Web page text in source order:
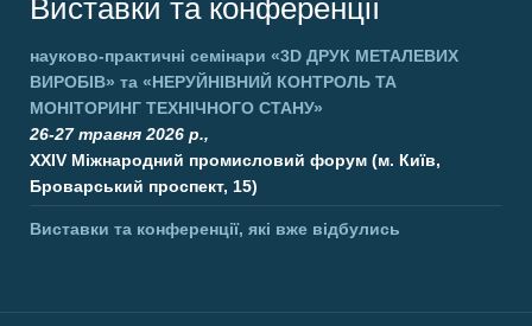
Виставки та конференції
науково-практичні семінари «3D ДРУК МЕТАЛЕВИХ
ВИРОБІВ» та «НЕРУЙНІВНИЙ КОНТРОЛЬ ТА
МОНІТОРИНГ ТЕХНІЧНОГО СТАНУ»
26-27 травня 2026 р.,
XXIV Міжнародний промисловий форум (м. Київ,
Броварський проспект, 15)
Виставки та конференції, які вже відбулись